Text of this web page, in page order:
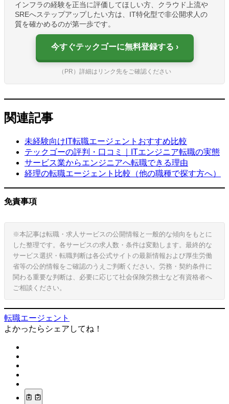
インフラの経験を正当に評価してほしい方、クラウド上流や
SREへステップアップしたい方は、IT特化型で非公開求人の
質を確かめるのが第一歩です。
今すぐテックゴーに無料登録する
（PR）詳細はリンク先をご確認ください
関連記事
未経験向けIT転職エージェントおすすめ比較
テックゴーの評判・口コミ｜ITエンジニア転職の実態
サービス業からエンジニアへ転職できる理由
経理の転職エージェント比較（他の職種で探す方へ）
免責事項
※本記事は転職・求人サービスの公開情報と一般的な傾向をもとに
した整理です。各サービスの求人数・条件は変動します。最終的な
サービス選択・転職判断は各公式サイトの最新情報および厚生労働
省等の公的情報をご確認のうえご判断ください。労務・契約条件に
関わる重要な判断は、必要に応じて社会保険労務士など有資格者へ
ご相談ください。
転職エージェント
よかったらシェアしてね！